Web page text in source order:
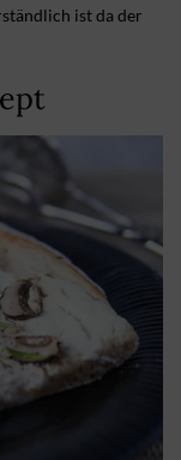
ist da der